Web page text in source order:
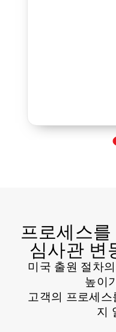
프로세스
심사관 변
미국 출원 절차
높이
고객의 프로세
지